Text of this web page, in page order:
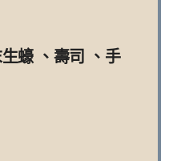
蠔 、壽司 、手